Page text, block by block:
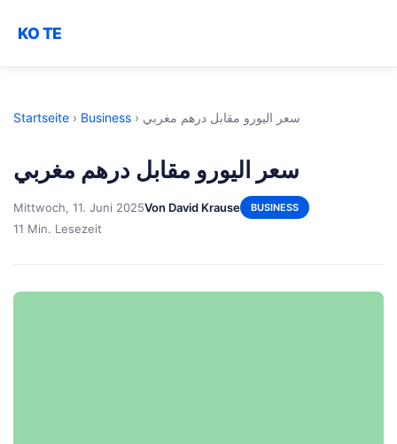
KO TE
Startseite › Business › سعر اليورو مقابل درهم مغربي
سعر اليورو مقابل درهم مغربي
Mittwoch, 11. Juni 2025Von David Krause BUSINESS
11 Min. Lesezeit